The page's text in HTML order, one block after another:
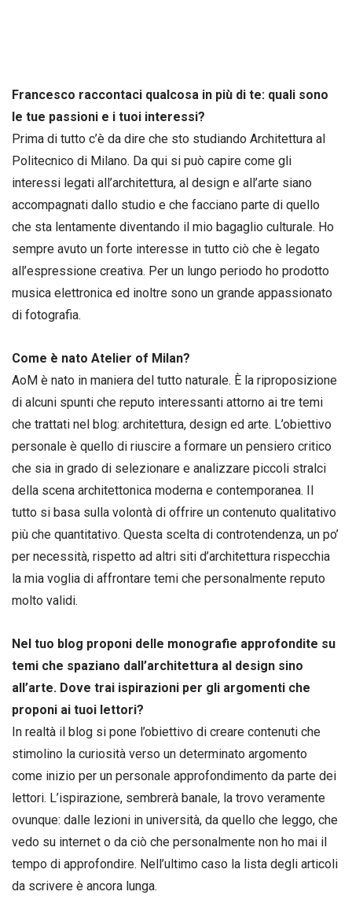
Francesco raccontaci qualcosa in più di te: quali sono
le tue passioni e i tuoi interessi?
Prima di tutto c’è da dire che sto studiando Architettura al
Politecnico di Milano. Da qui si può capire come gli
interessi legati all’architettura, al design e all’arte siano
accompagnati dallo studio e che facciano parte di quello
che sta lentamente diventando il mio bagaglio culturale. Ho
sempre avuto un forte interesse in tutto ciò che è legato
all’espressione creativa. Per un lungo periodo ho prodotto
musica elettronica ed inoltre sono un grande appassionato
di fotografia.
Come è nato Atelier of Milan?
AoM è nato in maniera del tutto naturale. È la riproposizione
di alcuni spunti che reputo interessanti attorno ai tre temi
che trattati nel blog: architettura, design ed arte. L’obiettivo
personale è quello di riuscire a formare un pensiero critico
che sia in grado di selezionare e analizzare piccoli stralci
della scena architettonica moderna e contemporanea. Il
tutto si basa sulla volontà di offrire un contenuto qualitativo
più che quantitativo. Questa scelta di controtendenza, un po’
per necessità, rispetto ad altri siti d’architettura rispecchia
la mia voglia di affrontare temi che personalmente reputo
molto validi.
Nel tuo blog proponi delle monografie approfondite su
temi che spaziano dall’architettura al design sino
all’arte. Dove trai ispirazioni per gli argomenti che
proponi ai tuoi lettori?
In realtà il blog si pone l’obiettivo di creare contenuti che
stimolino la curiosità verso un determinato argomento
come inizio per un personale approfondimento da parte dei
lettori. L’ispirazione, sembrerà banale, la trovo veramente
ovunque: dalle lezioni in università, da quello che leggo, che
vedo su internet o da ciò che personalmente non ho mai il
tempo di approfondire. Nell’ultimo caso la lista degli articoli
da scrivere è ancora lunga.